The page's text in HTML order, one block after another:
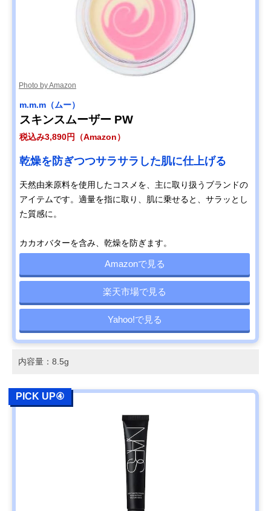
Photo by Amazon
m.m.m（ムー）
スキンスムーザー PW
税込み3,890円（Amazon）
乾燥を防ぎつつサラサラした肌に仕上げる
天然由来原料を使用したコスメを、主に取り扱うブランドの
アイテムです。適量を指に取り、肌に乗せると、サラッとし
た質感に。
カカオバターを含み、乾燥を防ぎます。
Amazonで見る
楽天市場で見る
Yahoo!で見る
内容量：8.5g
PICK UP④